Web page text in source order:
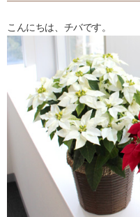
こんにちは、チバです。